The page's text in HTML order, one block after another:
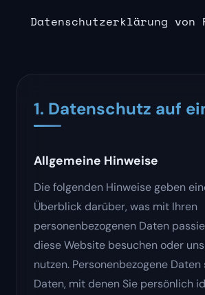
Datenschutzerklärung
1. Datenschutz auf
Allgemeine Hinweise
Die folgenden Hinweise geben
Überblick darüber, was mit Ihren
personenbezogenen Daten
diese Website besuchen oder
nutzen. Personenbezogene
Daten, mit denen Sie persönlich